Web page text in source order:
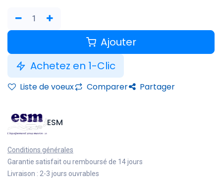
Ajouter
Achetez en 1-Clic
Liste de voeux Comparer Partager
ESM
Conditions générales
Garantie satisfait ou remboursé de 14 jours
Livraison : 2-3 jours ouvrables